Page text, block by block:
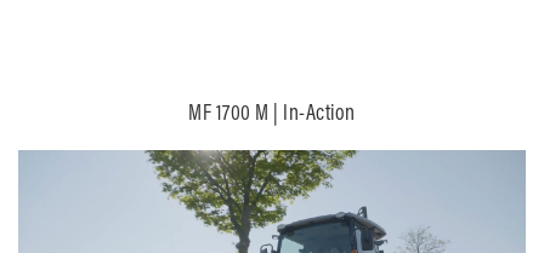
MF 1700 M | In-Action